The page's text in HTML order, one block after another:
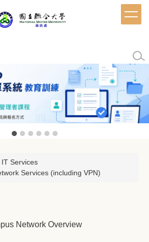
Services
Services (including VPN)
Network Overview